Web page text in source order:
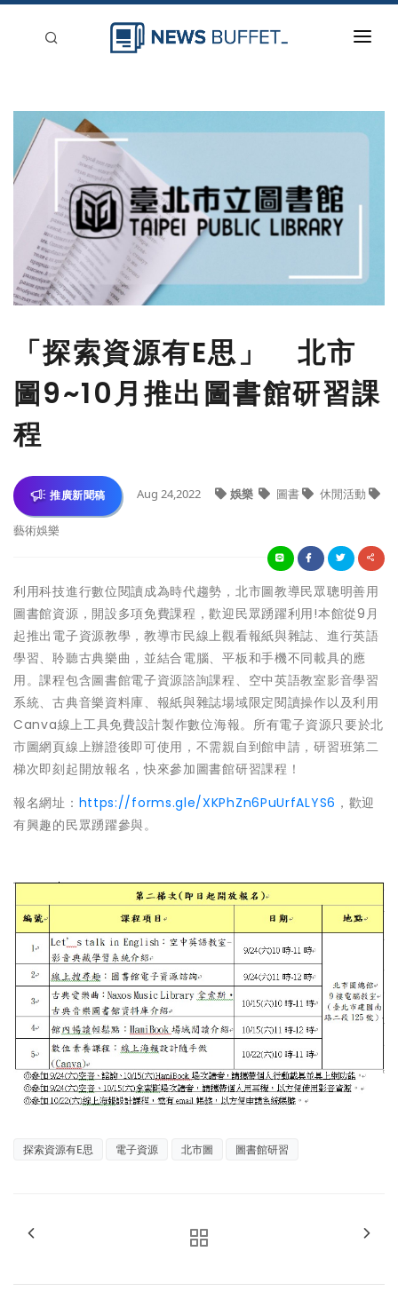
新聞稿分類
刊登
「探索資源有E思」 北市
圖9~10月推出圖書館研習課
程
推廣新聞稿 Aug 24,2022 娛樂 圖書 休閒活動
藝術娛樂
利用科技進行數位閱讀成為時代趨勢，北市圖教導民眾聰明善用
圖書館資源，開設多項免費課程，歡迎民眾踴躍利用!本館從9月
起推出電子資源教學，教導市民線上觀看報紙與雜誌、進行英語
學習、聆聽古典樂曲，並結合電腦、平板和手機不同載具的應
用。課程包含圖書館電子資源諮詢課程、空中英語教室影音學習
系統、古典音樂資料庫、報紙與雜誌場域限定閱讀操作以及利用
Canva線上工具免費設計製作數位海報。所有電子資源只要於北
市圖網頁線上辦證後即可使用，不需親自到館申請，研習班第二
梯次即刻起開放報名，快來參加圖書館研習課程！
報名網址： https://forms.gle/XKPhZn6PuUrfALYS6 ，歡迎
有興趣的民眾踴躍參與。
探索資源有E思 電子資源 北市圖 圖書館研習